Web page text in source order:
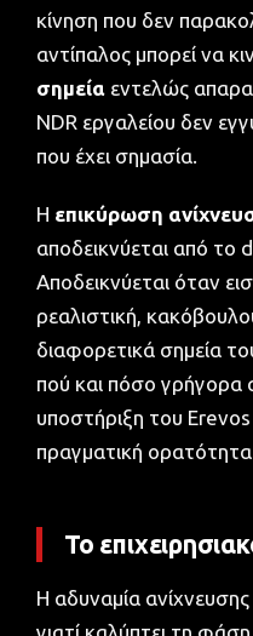
κίνηση που δεν
αντίπαλος μπορεί να
σημεία εντελώς
NDR εργαλείου δεν
που έχει σημασία.
Η επικύρωση
αποδεικνύεται από το
Αποδεικνύεται όταν
ρεαλιστική,
διαφορετικά σημεία
πού και πόσο γρήγορα
υποστήριξη του
πραγματική ορατότητα
Το
Η αδυναμία ανίχνευσης
γιατί καλύπτει τη